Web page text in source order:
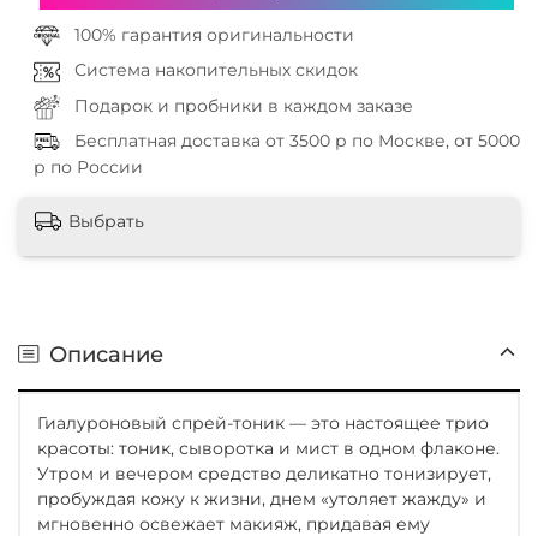
100% гарантия оригинальности
Система накопительных скидок
Подарок и пробники в каждом заказе
Бесплатная доставка от 3500 р по Москве, от 5000
р по России
Выбрать
Описание
Гиалуроновый спрей-тоник — это настоящее трио
красоты: тоник, сыворотка и мист в одном флаконе.
Утром и вечером средство деликатно тонизирует,
пробуждая кожу к жизни, днем «утоляет жажду» и
мгновенно освежает макияж, придавая ему